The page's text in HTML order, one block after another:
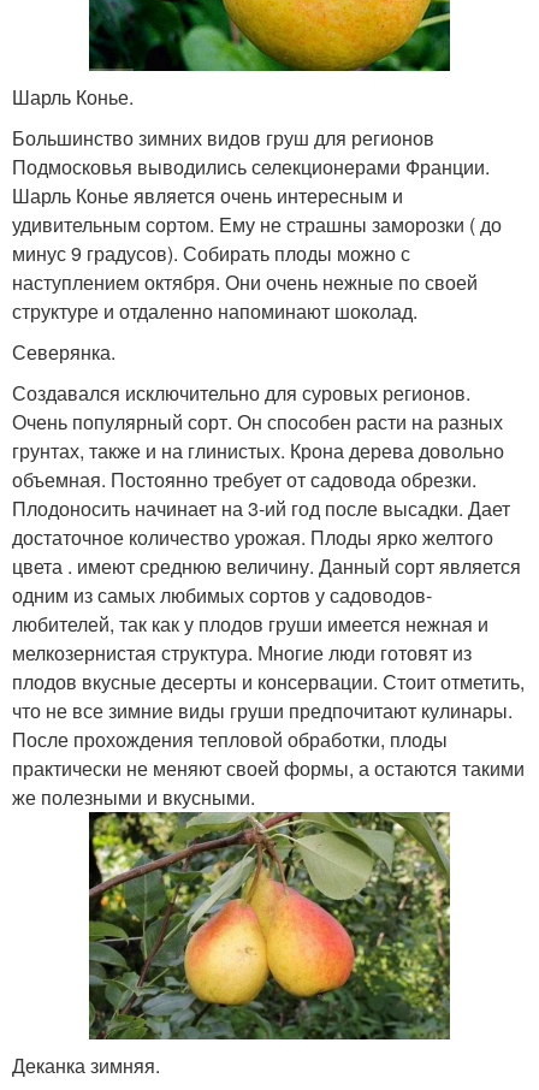
Шарль Конье.
Большинство зимних видов груш для регионов
Подмосковья выводились селекционерами Франции.
Шарль Конье является очень интересным и
удивительным сортом. Ему не страшны заморозки ( до
минус 9 градусов). Собирать плоды можно с
наступлением октября. Они очень нежные по своей
структуре и отдаленно напоминают шоколад.
Северянка.
Создавался исключительно для суровых регионов.
Очень популярный сорт. Он способен расти на разных
грунтах, также и на глинистых. Крона дерева довольно
объемная. Постоянно требует от садовода обрезки.
Плодоносить начинает на 3-ий год после высадки. Дает
достаточное количество урожая. Плоды ярко желтого
цвета . имеют среднюю величину. Данный сорт является
одним из самых любимых сортов у садоводов-
любителей, так как у плодов груши имеется нежная и
мелкозернистая структура. Многие люди готовят из
плодов вкусные десерты и консервации. Стоит отметить,
что не все зимние виды груши предпочитают кулинары.
После прохождения тепловой обработки, плоды
практически не меняют своей формы, а остаются такими
же полезными и вкусными.
Деканка зимняя.